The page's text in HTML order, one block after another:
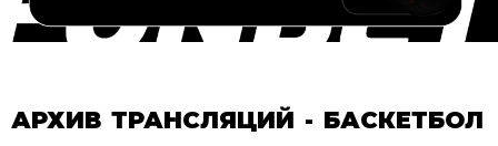
АРХИВ ТРАНСЛЯЦИЙ - БАСКЕТБОЛ